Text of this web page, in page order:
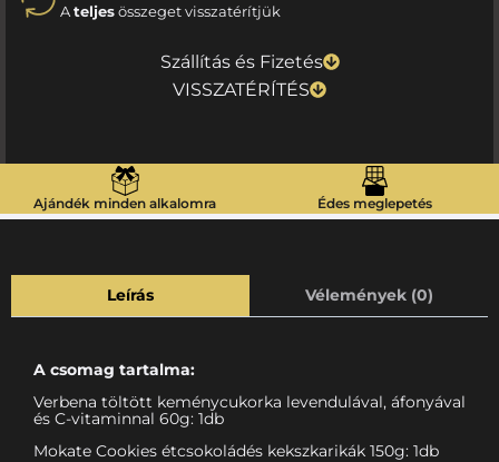
Ateljesösszeget visszatérítjük
Szállítás és Fizetés
VISSZATÉRÍTÉS
Ajándék minden alkalomra Édes meglepetés
Leírás Vélemények (0)
A csomag tartalma:
Verbena töltött keménycukorka levendulával, áfonyával
és C-vitaminnal 60g: 1db
Mokate Cookies étcsokoládés kekszkarikák 150g: 1db